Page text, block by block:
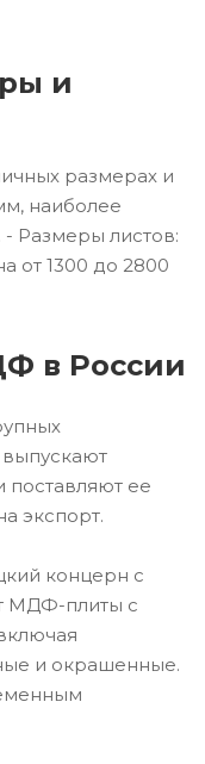
и
размерах и
наиболее
Размеры листов:
от 1300 до 2800
в России
поставляют ее
экспорт.
концерн с
МДФ-плиты с
и окрашенные.